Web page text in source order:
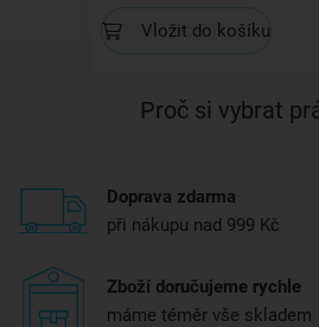
Vložit do košíku
Proč si vybrat
Doprava zdarma
při nákupu nad 999 Kč
Zboží doručujeme rychle
máme téměr vše skladem